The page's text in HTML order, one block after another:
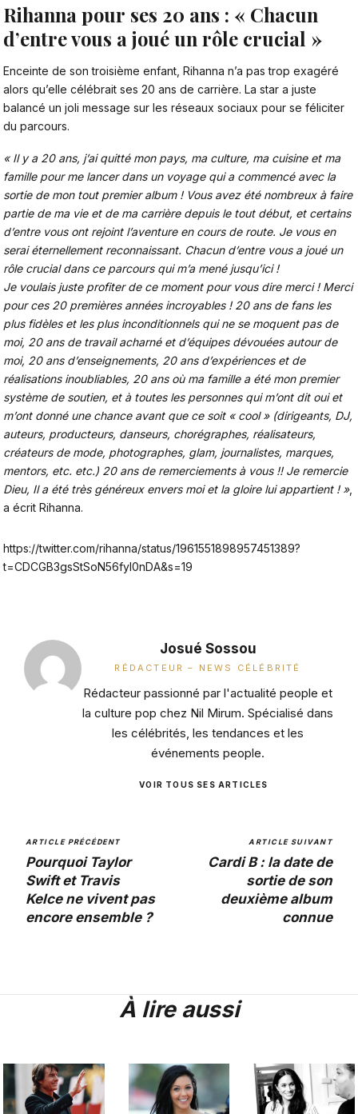
Rihanna pour ses 20 ans : « Chacun
d’entre vous a joué un rôle crucial »
Enceinte de son troisième enfant, Rihanna n’a pas trop exagéré
alors qu’elle célébrait ses 20 ans de carrière. La star a juste
balancé un joli message sur les réseaux sociaux pour se féliciter
du parcours.
« Il y a 20 ans, j’ai quitté mon pays, ma culture, ma cuisine et ma
famille pour me lancer dans un voyage qui a commencé avec la
sortie de mon tout premier album ! Vous avez été nombreux à faire
partie de ma vie et de ma carrière depuis le tout début, et certains
d’entre vous ont rejoint l’aventure en cours de route. Je vous en
serai éternellement reconnaissant. Chacun d’entre vous a joué un
rôle crucial dans ce parcours qui m’a mené jusqu’ici !
Je voulais juste profiter de ce moment pour vous dire merci ! Merci
pour ces 20 premières années incroyables ! 20 ans de fans les
plus fidèles et les plus inconditionnels qui ne se moquent pas de
moi, 20 ans de travail acharné et d’équipes dévouées autour de
moi, 20 ans d’enseignements, 20 ans d’expériences et de
réalisations inoubliables, 20 ans où ma famille a été mon premier
système de soutien, et à toutes les personnes qui m’ont dit oui et
m’ont donné une chance avant que ce soit « cool » (dirigeants, DJ,
auteurs, producteurs, danseurs, chorégraphes, réalisateurs,
créateurs de mode, photographes, glam, journalistes, marques,
mentors, etc. etc.) 20 ans de remerciements à vous !! Je remercie
Dieu, Il a été très généreux envers moi et la gloire lui appartient ! »,
a écrit Rihanna.
https://twitter.com/rihanna/status/1961551898957451389?
t=CDCGB3gsStSoN56fyI0nDA&s=19
Josué Sossou
RÉDACTEUR – NEWS CÉLÉBRITÉ
Rédacteur passionné par l'actualité people et
la culture pop chez Nil Mirum. Spécialisé dans
les célébrités, les tendances et les
événements people.
VOIR TOUS SES ARTICLES
ARTICLE PRÉCÉDENT
Pourquoi Taylor
Swift et Travis
Kelce ne vivent pas
encore ensemble ?
ARTICLE SUIVANT
Cardi B : la date de
sortie de son
deuxième album
connue
À lire aussi